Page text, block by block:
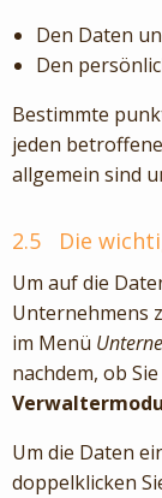
Den Daten
Den
Bestimmte
jeden
allgemein sind
2.5 Die
Um auf die
Unternehmens
im Menü
nachdem, ob
Um die Daten
doppelklicken